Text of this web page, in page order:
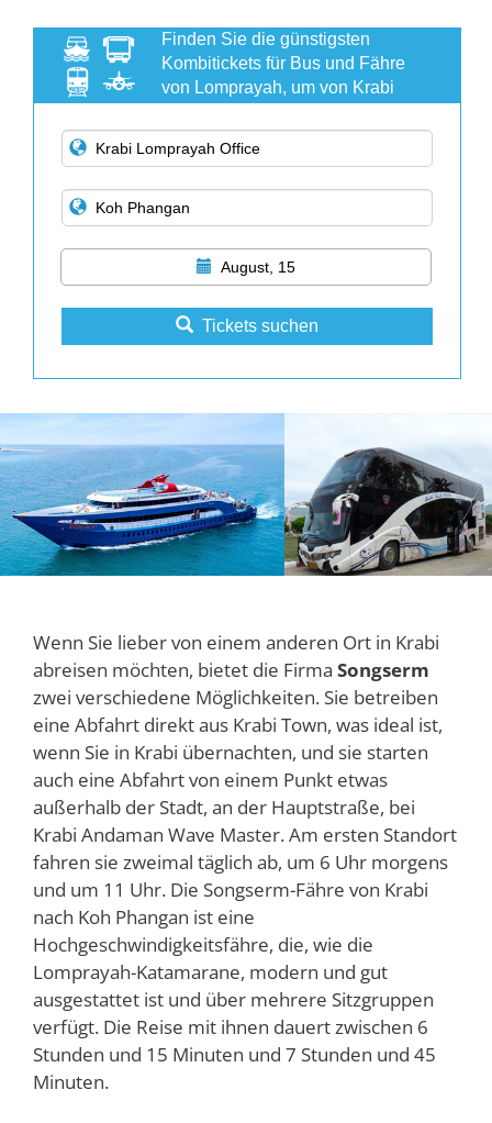
Finden Sie die günstigsten
Kombitickets für Bus und Fähre
von Lomprayah, um von Krabi
August, 15
Tickets suchen
Wenn Sie lieber von einem anderen Ort in Krabi
abreisen möchten, bietet die Firma Songserm
zwei verschiedene Möglichkeiten. Sie betreiben
eine Abfahrt direkt aus Krabi Town, was ideal ist,
wenn Sie in Krabi übernachten, und sie starten
auch eine Abfahrt von einem Punkt etwas
außerhalb der Stadt, an der Hauptstraße, bei
Krabi Andaman Wave Master. Am ersten Standort
fahren sie zweimal täglich ab, um 6 Uhr morgens
und um 11 Uhr. Die Songserm-Fähre von Krabi
nach Koh Phangan ist eine
Hochgeschwindigkeitsfähre, die, wie die
Lomprayah-Katamarane, modern und gut
ausgestattet ist und über mehrere Sitzgruppen
verfügt. Die Reise mit ihnen dauert zwischen 6
Stunden und 15 Minuten und 7 Stunden und 45
Minuten.